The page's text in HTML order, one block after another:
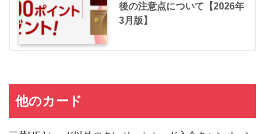
後の注意点について【2026年
3月版】
他のカード